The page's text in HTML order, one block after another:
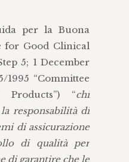
per la Buona
for Good Clinical
5; 1 December
1995 “Committee
“chi
responsabilità di
di assicurazione
di qualità per
di garantire che le